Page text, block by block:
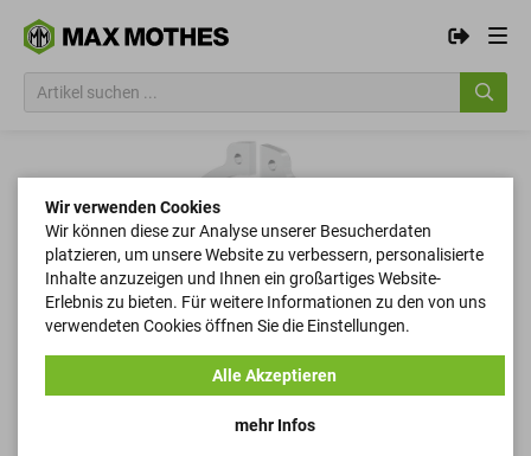
Wir verwenden Cookies
Wir können diese zur Analyse unserer Besucherdaten
platzieren, um unsere Website zu verbessern, personalisierte
Inhalte anzuzeigen und Ihnen ein großartiges Website-
Erlebnis zu bieten. Für weitere Informationen zu den von uns
verwendeten Cookies öffnen Sie die Einstellungen.
mehr Infos
Alle Akzeptieren